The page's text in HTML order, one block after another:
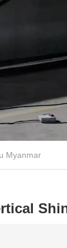
Myanmar